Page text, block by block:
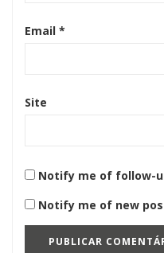
Email *
Site
Notify me of follow-
Notify me of new